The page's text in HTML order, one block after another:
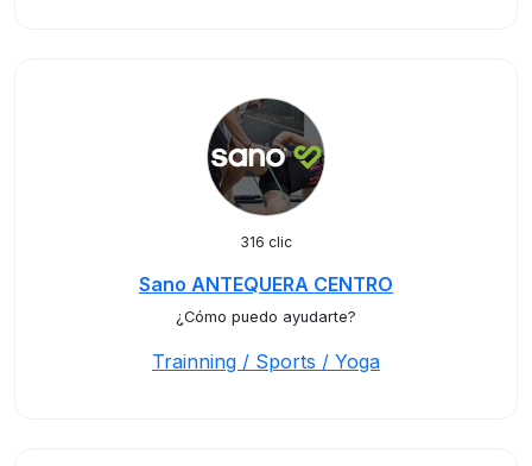
316 clic
Sano ANTEQUERA CENTRO
¿Cómo puedo ayudarte?
Trainning / Sports / Yoga